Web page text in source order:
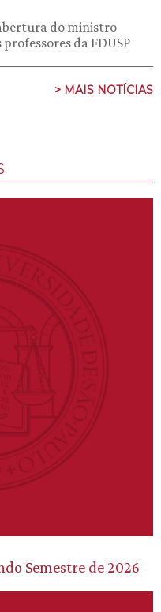
do ministro
da FDUSP
> MAIS NOTÍCIAS
Semestre de 2026